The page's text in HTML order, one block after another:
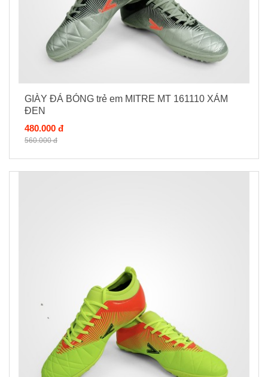
GIÀY ĐÁ BÓNG trẻ em MITRE MT 161110 XÁM
ĐEN
480.000 đ
560.000 đ